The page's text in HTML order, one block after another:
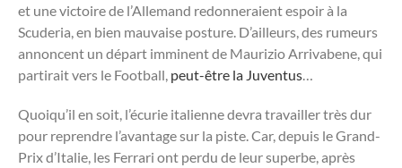
et une victoire de l’Allemand redonneraient espoir à la
Scuderia, en bien mauvaise posture. D’ailleurs, des rumeurs
annoncent un départ imminent de Maurizio Arrivabene, qui
partirait vers le Football, peut-être la Juventus…
Quoiqu’il en soit, l’écurie italienne devra travailler très dur
pour reprendre l’avantage sur la piste. Car, depuis le Grand-
Prix d’Italie, les Ferrari ont perdu de leur superbe, après